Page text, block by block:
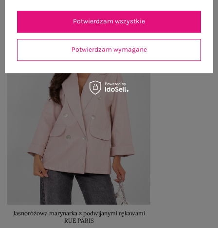
Jasnoróżowa marynarka z podwijanymi rękawami
RUE PARIS
Potwierdzam wymagane
Potwierdzam wszystkie